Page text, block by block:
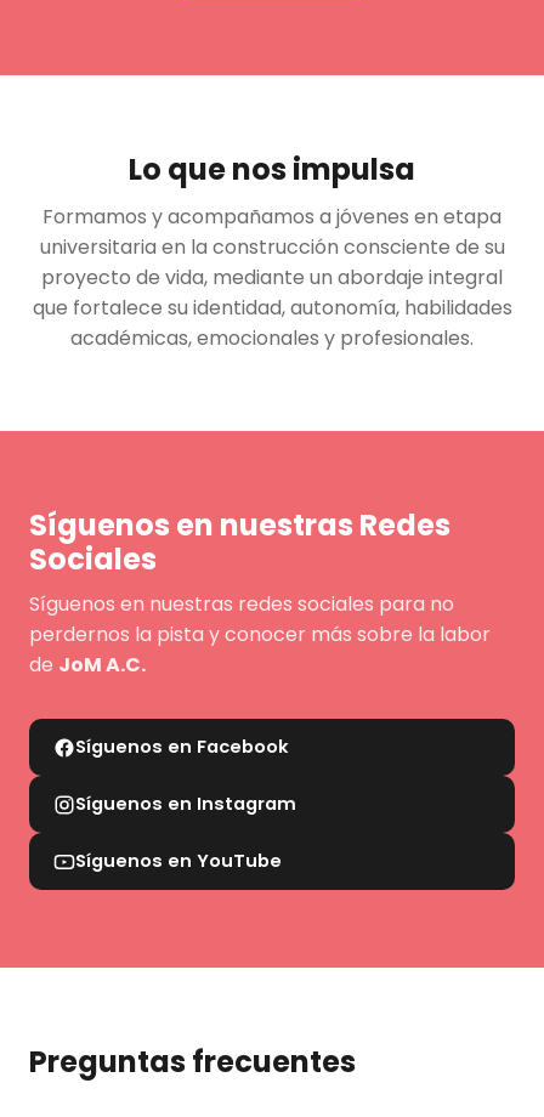
Lo que nos impulsa
Formamos y acompañamos a jóvenes en etapa
universitaria en la construcción consciente de su
proyecto de vida, mediante un abordaje integral
que fortalece su identidad, autonomía, habilidades
académicas, emocionales y profesionales.
Síguenos en nuestras Redes
Sociales
Síguenos en nuestras redes sociales para no
perdernos la pista y conocer más sobre la labor
de JoM A.C.
Síguenos en Facebook
Síguenos en Instagram
Síguenos en YouTube
Preguntas frecuentes